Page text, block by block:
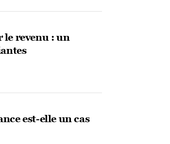
le revenu : un
est-elle un cas